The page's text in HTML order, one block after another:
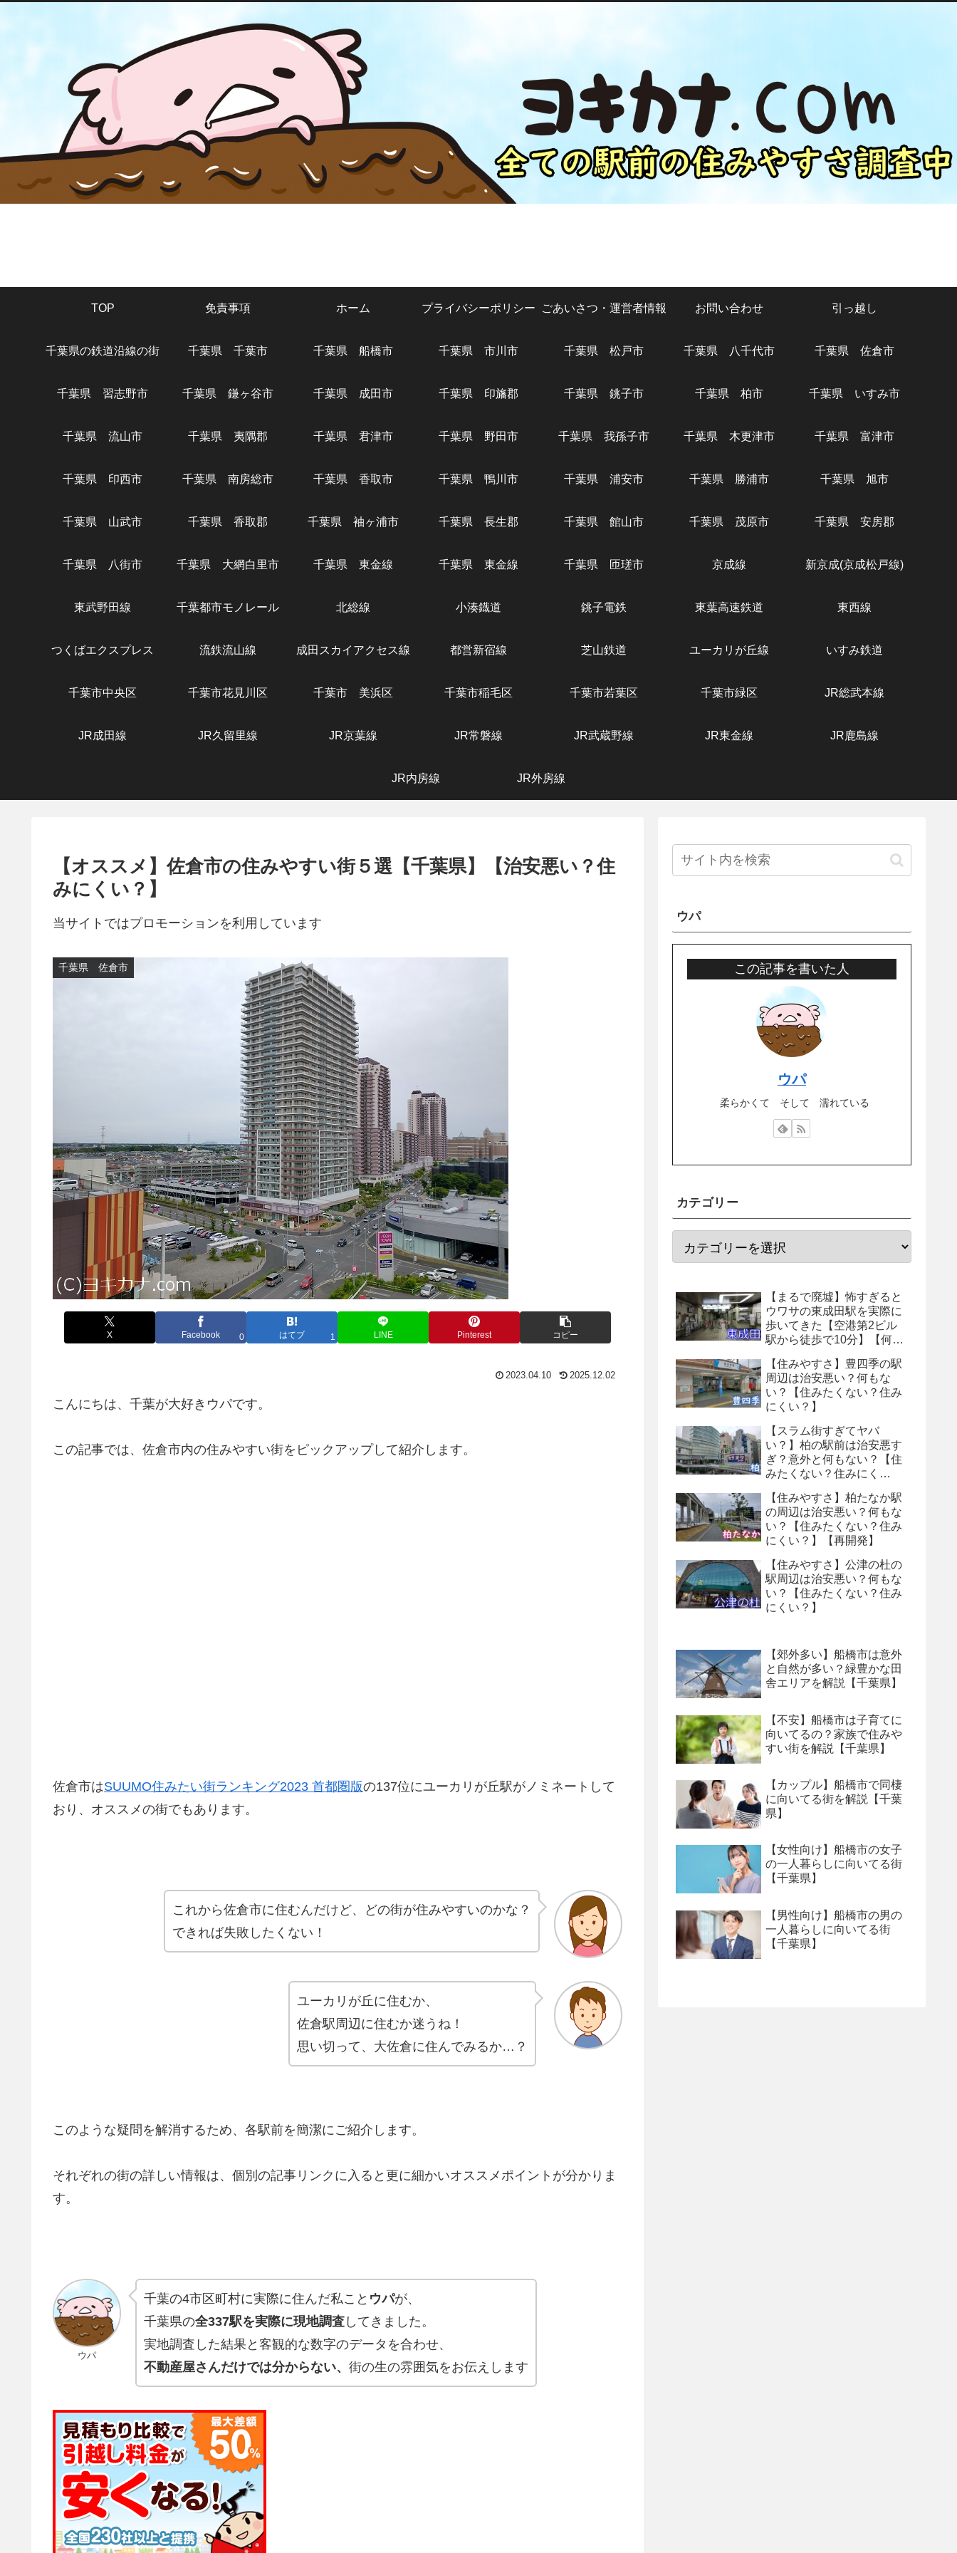
TOP 免責事項 ホーム プライバシーポリシー ごあいさつ・運営者情報 お問い合わせ 引っ越し
千葉県の鉄道沿線の街 千葉県 千葉市 千葉県 船橋市 千葉県 市川市 千葉県 松戸市 千葉県 八千代市 千葉県 佐倉市
千葉県 習志野市 千葉県 鎌ヶ谷市 千葉県 成田市 千葉県 印旛郡 千葉県 銚子市 千葉県 柏市 千葉県 いすみ市
千葉県 流山市 千葉県 夷隅郡 千葉県 君津市 千葉県 野田市 千葉県 我孫子市 千葉県 木更津市 千葉県 富津市
千葉県 印西市 千葉県 南房総市 千葉県 香取市 千葉県 鴨川市 千葉県 浦安市 千葉県 勝浦市 千葉県 旭市
千葉県 山武市 千葉県 香取郡 千葉県 袖ヶ浦市 千葉県 長生郡 千葉県 館山市 千葉県 茂原市 千葉県 安房郡
千葉県 八街市 千葉県 大網白里市 千葉県 東金線 千葉県 東金線 千葉県 匝瑳市 京成線 新京成(京成松戸線)
東武野田線 千葉都市モノレール 北総線 小湊鐡道 銚子電鉄 東葉高速鉄道 東西線
つくばエクスプレス 流鉄流山線 成田スカイアクセス線 都営新宿線 芝山鉄道 ユーカリが丘線 いすみ鉄道
千葉市中央区 千葉市花見川区 千葉市 美浜区 千葉市稲毛区 千葉市若葉区 千葉市緑区 JR総武本線
JR成田線 JR久留里線 JR京葉線 JR常磐線 JR武蔵野線 JR東金線 JR鹿島線
JR内房線 JR外房線
【オススメ】佐倉市の住みやすい街５選【千葉県】【治安悪い？住
みにくい？】
当サイトではプロモーションを利用しています
千葉県 佐倉市
X Facebook 0 はてブ 1 LINE Pinterest コピー
2023.04.10 2025.12.02
こんにちは、千葉が大好きウパです。
この記事では、佐倉市内の住みやすい街をピックアップして紹介します。
佐倉市はSUUMO住みたい街ランキング2023 首都圏版の137位にユーカリが丘駅がノミネートして
おり、オススメの街でもあります。
これから佐倉市に住むんだけど、どの街が住みやすいのかな？
できれば失敗したくない！
ユーカリが丘に住むか、
佐倉駅周辺に住むか迷うね！
思い切って、大佐倉に住んでみるか…？
このような疑問を解消するため、各駅前を簡潔にご紹介します。
それぞれの街の詳しい情報は、個別の記事リンクに入ると更に細かいオススメポイントが分かりま
す。
ウパ
千葉の4市区町村に実際に住んだ私こと ウパが、
千葉県の全337駅を実際に現地調査 してきました。
実地調査した結果と客観的な数字のデータを合わせ、
不動産屋さんだけでは分からない、 街の生の雰囲気をお伝えします
ウパ
この記事を書いた人
ウパ
柔らかくて そして 濡れている
カテゴリー
【まるで廃墟】怖すぎると
ウワサの東成田駅を実際に
歩いてきた【空港第2ビル
駅から徒歩で10分】【何も
出口】
【住みやすさ】豊四季の駅
周辺は治安悪い？何もな
い？【住みたくない？住み
にくい？】
【スラム街すぎてヤバ
い？】柏の駅前は治安悪す
ぎ？意外と何もない？【住
みたくない？住みにく
【住みやすさ】柏たなか駅
の周辺は治安悪い？何もな
い？【住みたくない？住み
にくい？】【再開発】
【住みやすさ】公津の杜の
駅周辺は治安悪い？何もな
い？【住みたくない？住み
にくい？】
【郊外多い】船橋市は意外
と自然が多い？緑豊かな田
舎エリアを解説【千葉県】
【不安】船橋市は子育てに
向いてるの？家族で住みや
すい街を解説【千葉県】
【カップル】船橋市で同棲
に向いてる街を解説【千葉
県】
【女性向け】船橋市の女子
の一人暮らしに向いてる街
【千葉県】
【男性向け】船橋市の男の
一人暮らしに向いてる街
【千葉県】